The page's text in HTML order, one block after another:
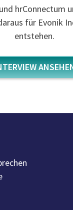
hrConnectum
für Evonik
entstehen.